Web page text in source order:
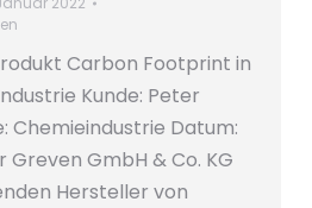
Carbon Footprint in
Kunde: Peter
Chemieindustrie Datum:
Greven GmbH & Co. KG
Hersteller von